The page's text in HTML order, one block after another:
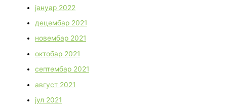
јануар 2022
децембар 2021
новембар 2021
октобар 2021
септембар 2021
август 2021
јул 2021